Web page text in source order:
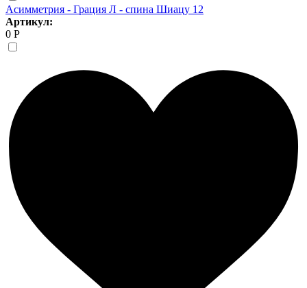
Асимметрия - Грация Л - спина Шиацу 12
Артикул:
0 Р